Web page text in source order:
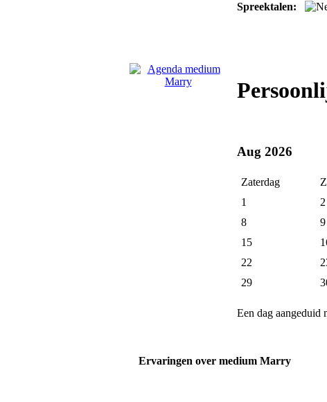
Spreektalen:
Aug 2026
Zaterdag
1
2
8
9
15
22
29
Een dag aangeduid
Ervaringen over medium Marry